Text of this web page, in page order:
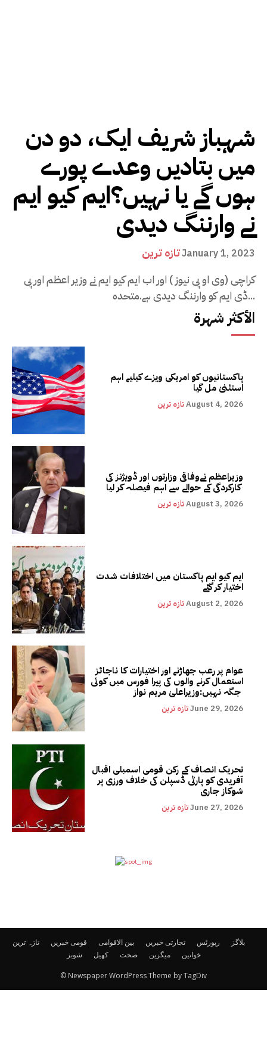
شہباز شریف ایک، دو دن
میں بتادیں وعدے پورے
ہوں گے یا نہیں؟ایم کیو ایم
نے وارننگ دیدی
تازہ ترینJanuary 1, 2023
کراچی (وی او پی نیوز ) اور اب ایم کیو ایم نے وزیر اعظم اور پی
ڈی ایم کو وارننگ دیدی ہے.متحدہ...
الأكثر شهرة
پاکستانیوں کو امریکی ویزے کیلیے اہم
استثنیٰ مل گیا
تازہ ترینAugust 4, 2026
وزیراعظم نےوفاقی وزارتوں اور ڈویژنز کی
کارکردگی کے حوالے سے اہم فیصلہ کر لیا
تازہ ترینAugust 3, 2026
ایم کیو ایم پاکستان میں اختلافات شدت
اختیار کر گئے
تازہ ترینAugust 2, 2026
عوام پر رعب جھاڑنے اور اختیارات کا ناجائز
استعمال کرنے والوں کی پیرا فورس میں کوئی
تازہ ترینJune 29, 2026
تحریک انصاف کے رکن قومی اسمبلی اقبال
آفریدی کو پارٹی ڈسپلن کی خلاف ورزی پر
شوکاز جاری
تازہ ترینJune 27, 2026
تازہ ترین قومی خبریں بین الاقوامی تجارتی خبریں رپورٹس
بلاگز
شوبز
کھیل صحت میگزین خواتین
© Newspaper WordPress Theme by TagDiv